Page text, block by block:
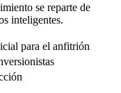
se reparte de
inteligentes.
para el anfitrión